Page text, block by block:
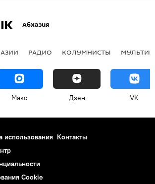
Абхазия
РАДИО КОЛУМНИСТЫ
Макс Дзен VK
использования Контакты
Cookie